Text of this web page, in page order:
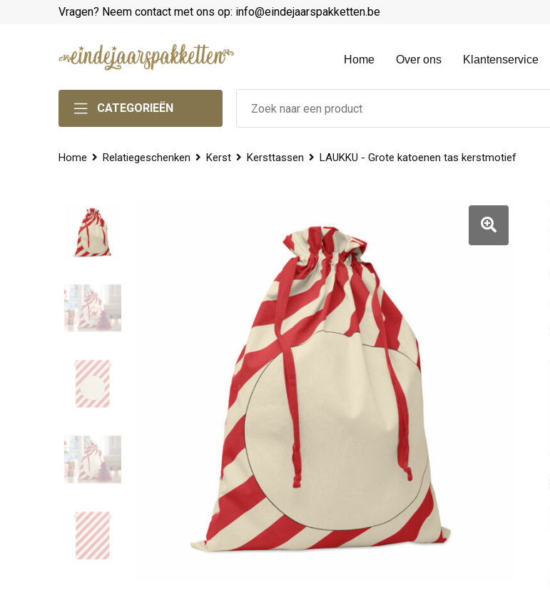
Vragen? Neem contact met ons op: info@eindejaarspakketten.be
Home Over ons Klantenservice
CATEGORIEËN
Home Relatiegeschenken Kerst Kersttassen LAUKKU - Grote katoenen tas kerstmotief